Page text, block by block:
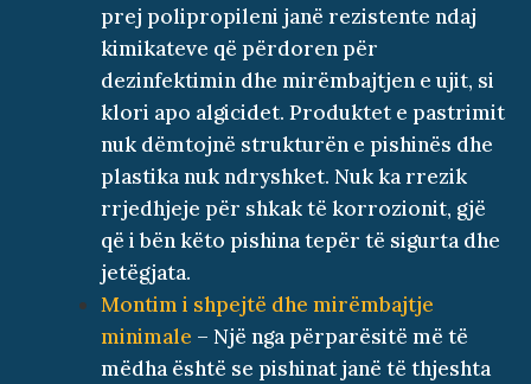
prej polipropileni janë rezistente ndaj
kimikateve që përdoren për
dezinfektimin dhe mirëmbajtjen e ujit, si
klori apo algicidet. Produktet e pastrimit
nuk dëmtojnë strukturën e pishinës dhe
plastika nuk ndryshket. Nuk ka rrezik
rrjedhjeje për shkak të korrozionit, gjë
që i bën këto pishina tepër të sigurta dhe
jetëgjata.
Montim i shpejtë dhe mirëmbajtje
minimale – Një nga përparësitë më të
mëdha është se pishinat janë të thjeshta